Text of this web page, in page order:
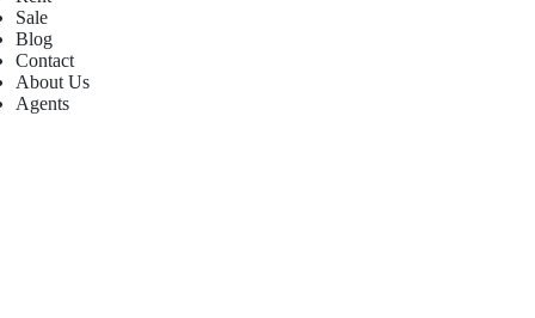
Sale
Blog
Contact
About Us
Agents